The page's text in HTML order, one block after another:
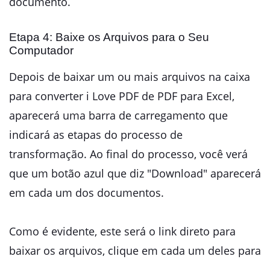
Etapa 4: Baixe os Arquivos para o Seu
Computador
Depois de baixar um ou mais arquivos na caixa
para converter i Love PDF de PDF para Excel,
aparecerá uma barra de carregamento que
indicará as etapas do processo de
transformação. Ao final do processo, você verá
que um botão azul que diz "Download" aparecerá
em cada um dos documentos.
Como é evidente, este será o link direto para
baixar os arquivos, clique em cada um deles para